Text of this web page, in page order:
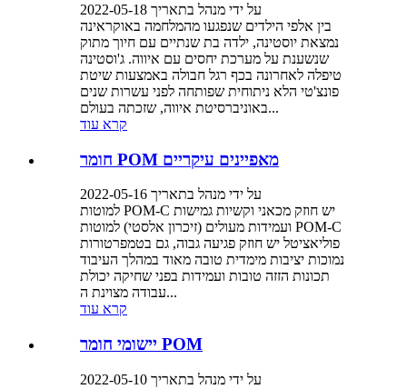
על ידי מנהל בתאריך 2022-05-18
בין אלפי הילדים שנפגעו מהמלחמה באוקראינה
נמצאת יוסטינה, ילדה בת שנתיים עם חיוך מתוק
שנשענת על מערכת יחסים עם איווה. ג'וסטינה
טיפלה לאחרונה בכף רגל חבולה באמצעות שיטת
פונצ'טי הלא ניתוחית שפותחה לפני עשרות שנים
באוניברסיטת איווה, שזכתה בעולם...
קרא עוד
חומר POM מאפיינים עיקריים
על ידי מנהל בתאריך 2022-05-16
למוטות POM-C יש חוזק מכאני וקשיות גמישות
ועמידות מעולים (זיכרון אלסטי) למוטות POM-C
פוליאציטל יש חוזק פגיעה גבוה, גם בטמפרטורות
נמוכות יציבות מימדית טובה מאוד במהלך העיבוד
תכונות הזזה טובות ועמידות בפני שחיקה יכולת
עבודה מצוינת ה...
קרא עוד
יישומי חומר POM
על ידי מנהל בתאריך 2022-05-10